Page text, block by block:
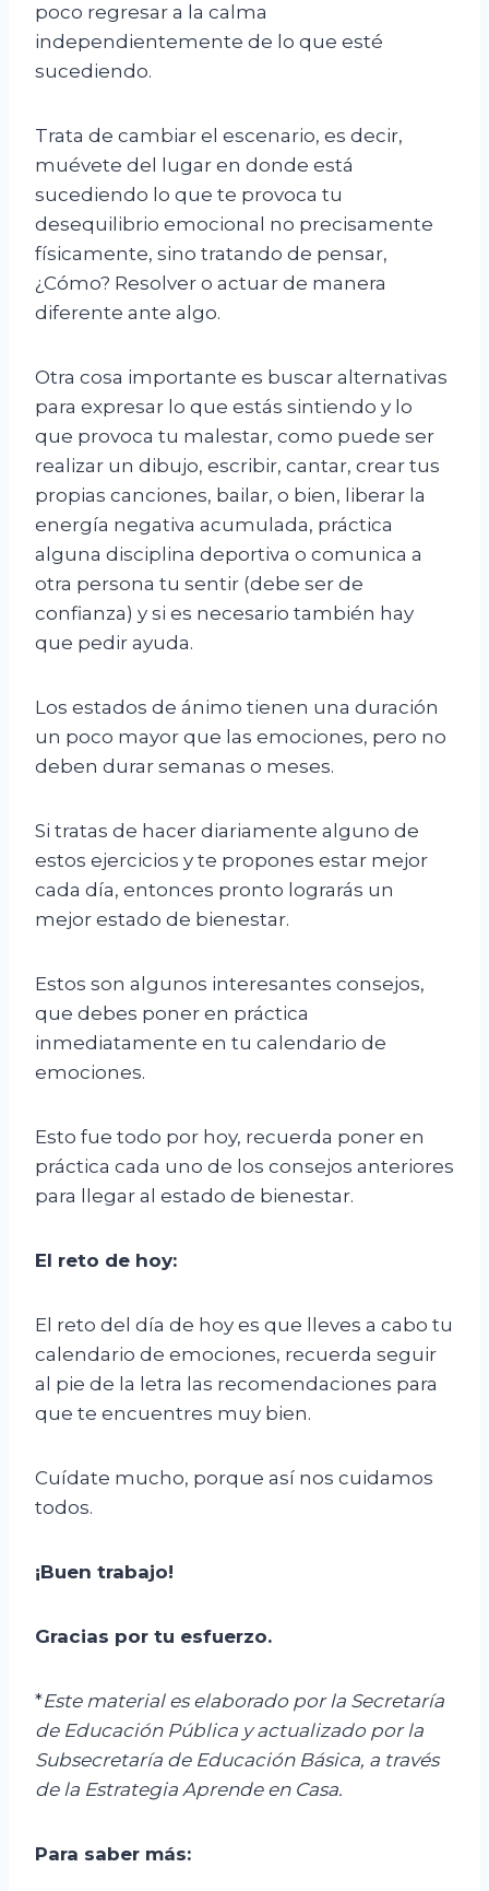
poco regresar a la calma
independientemente de lo que esté
sucediendo.
Trata de cambiar el escenario, es decir,
muévete del lugar en donde está
sucediendo lo que te provoca tu
desequilibrio emocional no precisamente
físicamente, sino tratando de pensar,
¿Cómo? Resolver o actuar de manera
diferente ante algo.
Otra cosa importante es buscar alternativas
para expresar lo que estás sintiendo y lo
que provoca tu malestar, como puede ser
realizar un dibujo, escribir, cantar, crear tus
propias canciones, bailar, o bien, liberar la
energía negativa acumulada, práctica
alguna disciplina deportiva o comunica a
otra persona tu sentir (debe ser de
confianza) y si es necesario también hay
que pedir ayuda.
Los estados de ánimo tienen una duración
un poco mayor que las emociones, pero no
deben durar semanas o meses.
Si tratas de hacer diariamente alguno de
estos ejercicios y te propones estar mejor
cada día, entonces pronto lograrás un
mejor estado de bienestar.
Estos son algunos interesantes consejos,
que debes poner en práctica
inmediatamente en tu calendario de
emociones.
Esto fue todo por hoy, recuerda poner en
práctica cada uno de los consejos anteriores
para llegar al estado de bienestar.
El reto de hoy:
El reto del día de hoy es que lleves a cabo tu
calendario de emociones, recuerda seguir
al pie de la letra las recomendaciones para
que te encuentres muy bien.
Cuídate mucho, porque así nos cuidamos
todos.
¡Buen trabajo!
Gracias por tu esfuerzo.
*Este material es elaborado por la Secretaría
de Educación Pública y actualizado por la
Subsecretaría de Educación Básica, a través
de la Estrategia Aprende en Casa.
Para saber más: